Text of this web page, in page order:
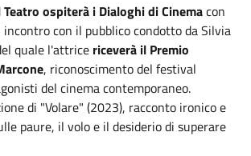
ospiterà i Dialoghi di Cinemacon
incontro con il pubblico condotto da Silvia
quale l'attrice riceverà il Premio
, riconoscimento del festival
del cinema contemporaneo.
di "Volare" (2023), racconto ironico e
paure, il volo e il desiderio di superare